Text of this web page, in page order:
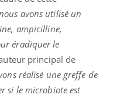
avons utilisé un
ampicilline,
éradiquer le
principal de
réalisé une greffe de
si le microbiote est